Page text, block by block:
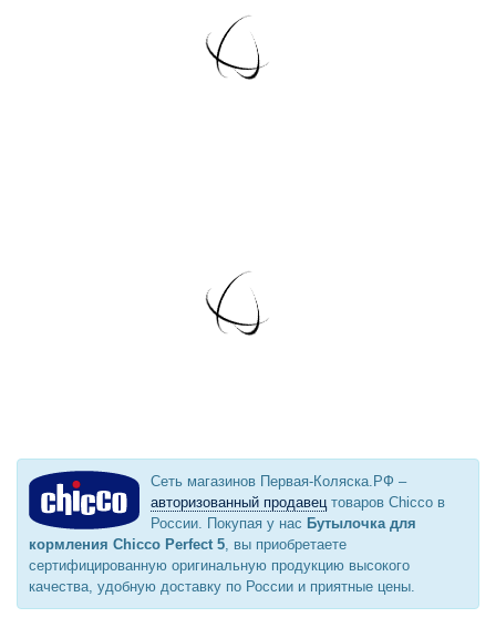
Сеть магазинов Первая-Коляска.РФ –
авторизованный продавец товаров Chicco в
России. Покупая у нас Бутылочка для
кормления Chicco Perfect 5 , вы приобретаете
сертифицированную оригинальную продукцию высокого
качества, удобную доставку по России и приятные цены.